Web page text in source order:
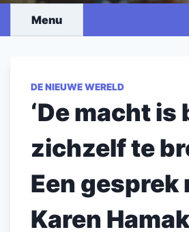
Menu
DE NIEUWE WERELD
‘De macht is
zichzelf te
Een gesprek
Karen